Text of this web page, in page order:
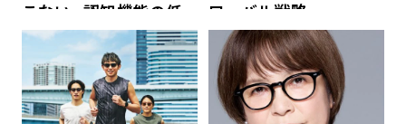
こない…認知機能の低
下を救う、脳のインナ
ーケアとは
ローバル戦略